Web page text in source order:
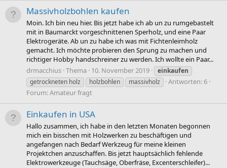
Massivholzbohlen kaufen
Moin. Ich bin neu hier. Bis jetzt habe ich ab un zu rumgebastelt
mit in Baumarckt vorgeschnittenen Sperholz, und eine Paar
Elektrogeräte. Ab un zu habe ich was mit Fichtenleimholz
gemacht. Ich möchte probieren den Sprung zu machen und
richtiger Hobby handschreiner zu werden. Ich wollte ein Paar...
drmacchius Thema 10. November 2019
einkaufen
getrockneten holz
holzbohlen massivholz
Antworten: 6
Forum:Amateur fragt
Einkaufen in USA
Hallo zusammen, ich habe in den letzten Monaten begonnen
mich ein bisschen mit Holzwerken zu beschäftigen und
angefangen nach Bedarf Werkzeug für meine kleinen
Projektchen anzuschaffen. Bis jetzt hauptsächlich fehlende
Elektrowerkzeuge (Tauchsäge, Oberfräse, Excenterschleifer)...